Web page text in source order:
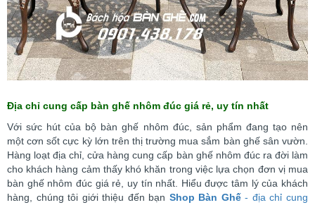
Địa chỉ cung cấp bàn ghế nhôm đúc giá rẻ, uy tín nhất
Với sức hút của bộ bàn ghế nhôm đúc, sản phẩm đang tạo nên
một cơn sốt cực kỳ lớn trên thị trường mua sắm bàn ghế sân vườn.
Hàng loạt địa chỉ, cửa hàng cung cấp bàn ghế nhôm đúc ra đời làm
cho khách hàng cảm thấy khó khăn trong việc lựa chọn đơn vị mua
bàn ghế nhôm đúc giá rẻ, uy tín nhất. Hiểu được tâm lý của khách
hàng, chúng tôi giới thiệu đến bạn Shop Bàn Ghế- địa chỉ cung